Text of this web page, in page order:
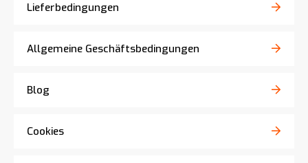
Lieferbedingungen
Allgemeine Geschäftsbedingungen
Blog
Cookies